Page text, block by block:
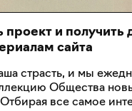
и получить
сайта
страсть, и мы
Общества
все самое